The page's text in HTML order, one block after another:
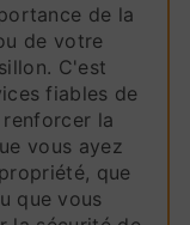
de la
de votre
C'est
fiables de
la
vous ayez
que
que vous